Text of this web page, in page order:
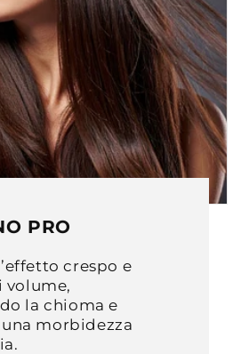
PRO
crespo e
volume,
la chioma e
morbidezza